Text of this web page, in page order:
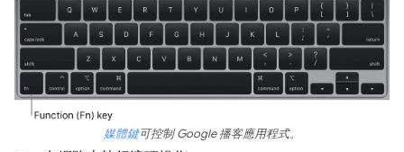
媒體鍵可控制 Google 播客應用程式。